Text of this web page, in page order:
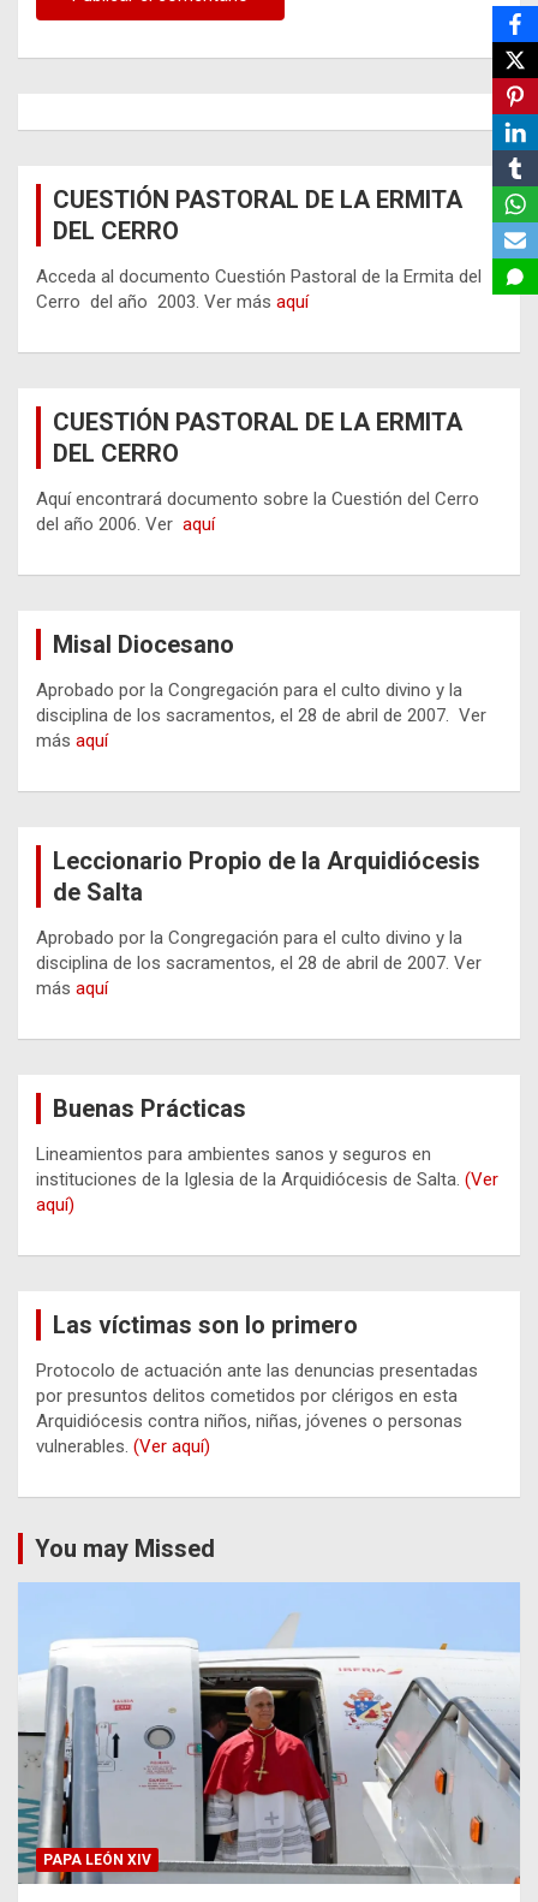
CUESTIÓN PASTORAL DE LA ERMITA
DEL CERRO
Acceda al documento Cuestión Pastoral de la Ermita del
Cerro del año 2003. Ver más aquí
CUESTIÓN PASTORAL DE LA ERMITA
DEL CERRO
Aquí encontrará documento sobre la Cuestión del Cerro
del año 2006. Ver aquí
Misal Diocesano
Aprobado por la Congregación para el culto divino y la
disciplina de los sacramentos, el 28 de abril de 2007. Ver
más aquí
Leccionario Propio de la Arquidiócesis
de Salta
Aprobado por la Congregación para el culto divino y la
disciplina de los sacramentos, el 28 de abril de 2007. Ver
más aquí
Buenas Prácticas
Lineamientos para ambientes sanos y seguros en
instituciones de la Iglesia de la Arquidiócesis de Salta. (Ver
aquí)
Las víctimas son lo primero
Protocolo de actuación ante las denuncias presentadas
por presuntos delitos cometidos por clérigos en esta
Arquidiócesis contra niños, niñas, jóvenes o personas
vulnerables. (Ver aquí)
You may Missed
PAPA LEÓN XIV